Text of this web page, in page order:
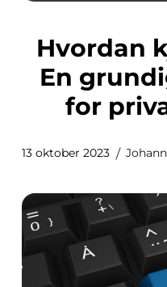
Hvordan kjøpe bitcoin:
En
for
13 oktober 2023